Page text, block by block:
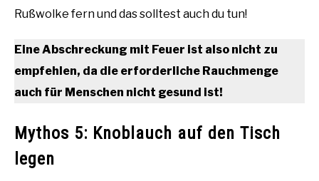
Rußwolke fern und das solltest auch du tun!
Eine Abschreckung mit Feuer ist also nicht zu
empfehlen, da die erforderliche Rauchmenge
auch für Menschen nicht gesund ist!
Mythos 5: Knoblauch auf den Tisch
legen